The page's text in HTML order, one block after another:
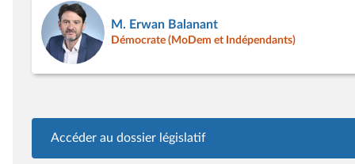
M. Erwan Balanant
Démocrate (MoDem et Indépendants)
Accéder au dossier législatif